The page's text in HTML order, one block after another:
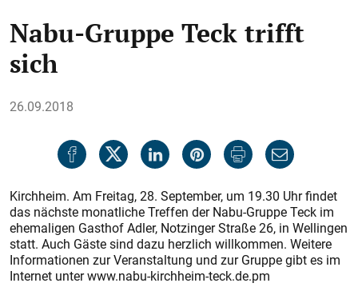
Nabu-Gruppe Teck trifft
sich
26.09.2018
Kirchheim. Am Freitag, 28. September, um 19.30 Uhr findet
das nächste monatliche Treffen der Nabu-Gruppe Teck im
ehemaligen Gasthof Adler, Notzinger Straße 26, in Wellingen
statt. Auch Gäste sind dazu herzlich willkommen. Weitere
Informationen zur Veranstaltung und zur Gruppe gibt es im
Internet unter www.nabu-kirchheim-teck.de.pm